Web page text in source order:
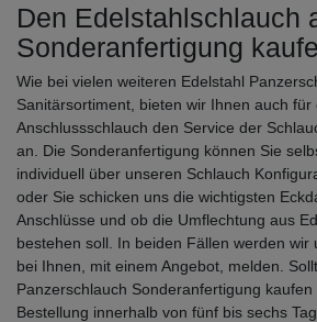
Den Edelstahlschlauch
Sonderanfertigung
Wie bei vielen weiteren Edelstahl
Sanitärsortiment, bieten wir Ihnen auch für
Anschlussschlauch den Service der
an. Die Sonderanfertigung können Sie
individuell über unseren Schlauch
oder Sie schicken uns die wichtigsten
Anschlüsse und ob die Umflechtung aus
bestehen soll. In beiden Fällen werden wir
bei Ihnen, mit einem Angebot, melden.
Panzerschlauch Sonderanfertigung
Bestellung innerhalb von fünf bis sechs